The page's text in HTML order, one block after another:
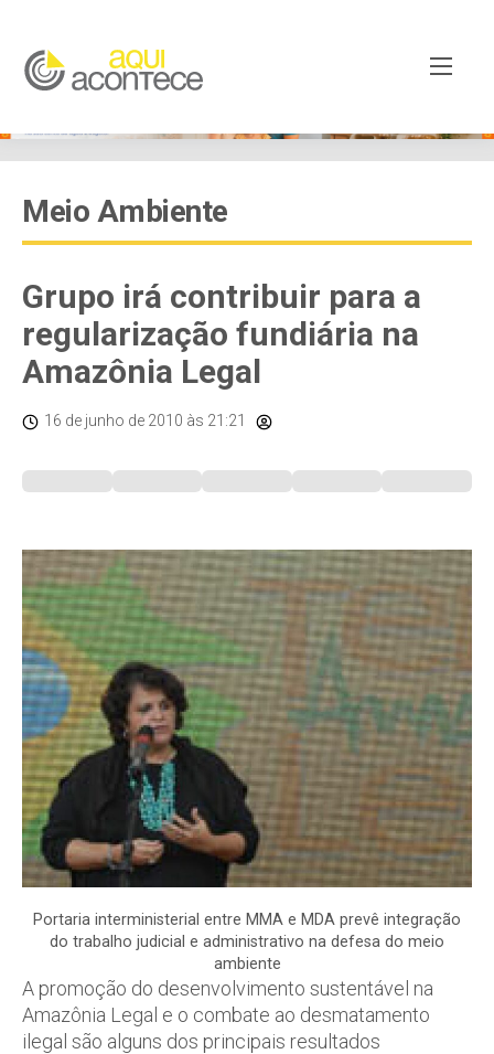
Meio Ambiente
Grupo irá contribuir para a
regularização fundiária na
Amazônia Legal
16 de junho de 2010 às 21:21
Portaria interministerial entre MMA e MDA prevê integração
do trabalho judicial e administrativo na defesa do meio
ambiente
A promoção do desenvolvimento sustentável na
Amazônia Legal e o combate ao desmatamento
ilegal são alguns dos principais resultados